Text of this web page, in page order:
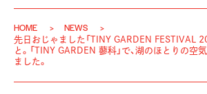
HOME
NEWS
先日おじゃました「TINY GARDEN FESTIVAL
と。「TINY GARDEN 蓼科」で、湖のほとりの空
ました。